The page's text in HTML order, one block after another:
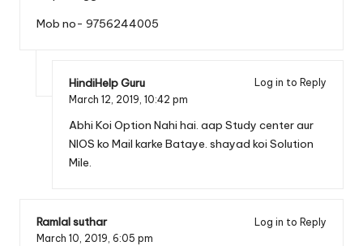
Mob no- 9756244005
HindiHelp Guru
Log in to Reply
March 12, 2019, 10:42 pm
Abhi Koi Option Nahi hai. aap Study center aur
NIOS ko Mail karke Bataye. shayad koi Solution
Mile.
Ramlal suthar
Log in to Reply
March 10, 2019, 6:05 pm